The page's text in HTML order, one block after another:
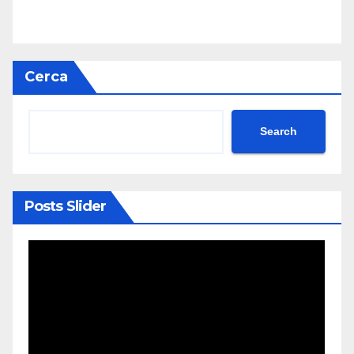
Cerca
Search
Posts Slider